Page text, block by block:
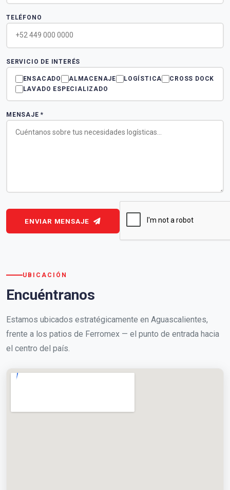
TELÉFONO
SERVICIO DE INTERÉS
ENSACADO ALMACENAJE LOGÍSTICA
CROSS DOCK
LAVADO ESPECIALIZADO
MENSAJE *
ENVIAR MENSAJE
UBICACIÓN
Encuéntranos
Estamos ubicados estratégicamente en Aguascalientes,
frente a los patios de Ferromex — el punto de entrada hacia
el centro del país.